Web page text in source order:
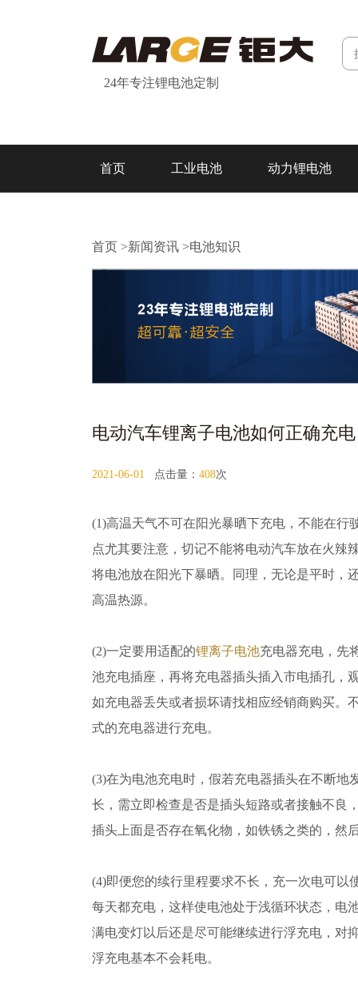
24年专注锂电池定制
首页 工业电池 动力锂电池
首页 >新闻资讯 >电池知识
电动汽车锂离子电池如何正确充电
2021-06-01 点击量： 408次
(1)高温天气不可在阳光暴晒下充电，不能在行
点尤其要注意，切记不能将电动汽车放在火辣
将电池放在阳光下暴晒。同理，无论是平时，
高温热源。
(2)一定要用适配的锂离子电池充电器充电，先
池充电插座，再将充电器插头插入市电插孔，
如充电器丢失或者损坏请找相应经销商购买。
式的充电器进行充电。
(3)在为电池充电时，假若充电器插头在不断地
长，需立即检查是否是插头短路或者接触不良
插头上面是否存在氧化物，如铁锈之类的，然
(4)即便您的续行里程要求不长，充一次电可以
每天都充电，这样使电池处于浅循环状态，电
满电变灯以后还是尽可能继续进行浮充电，对
浮充电基本不会耗电。